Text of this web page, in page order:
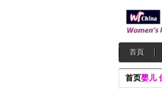
首頁
首页婴儿